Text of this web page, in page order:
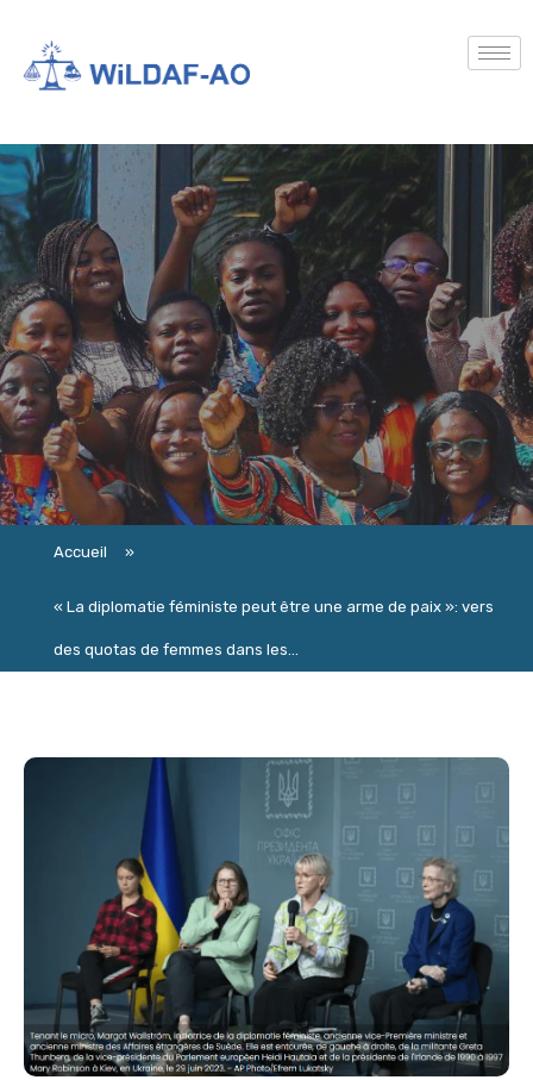
Accueil »
« La diplomatie féministe peut être une arme de paix »: vers
des quotas de femmes dans les...